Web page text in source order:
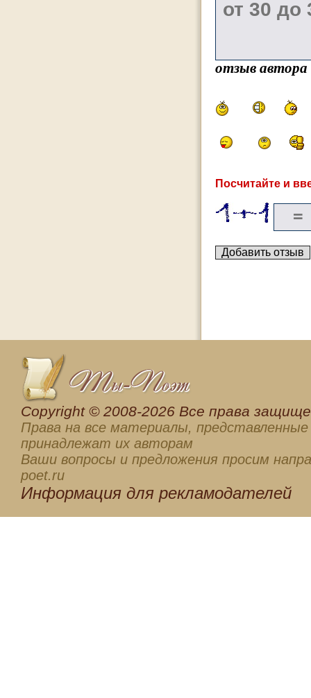
отзыв
Посчитайте и
Сopyright © 2008-2026 Все права
Права на все материалы, представленные
принадлежат их авторам
Ваши вопросы и предложения просим
poet.ru
Информация для рекламодателей